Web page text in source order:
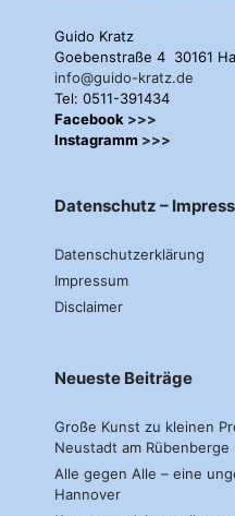
Guido Kratz
Goebenstraße 4 30161
info@guido-kratz.de
Tel: 0511-391434
Facebook >>>
Instagramm >>>
Datenschutz –
Datenschutzerklärung
Impressum
Disclaimer
Neueste Beiträge
Große Kunst zu kleinen
Neustadt am Rübenberge
Alle gegen Alle – eine
Hannover